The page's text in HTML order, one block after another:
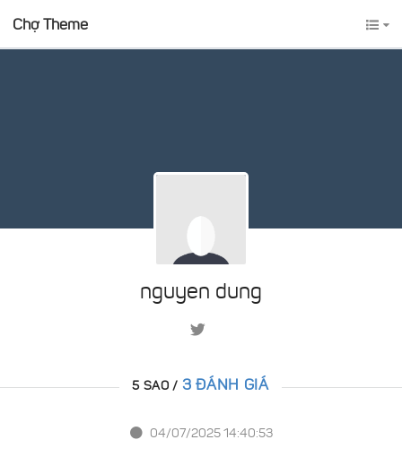
Chợ Theme
nguyen dung
5 SAO / 3 ĐÁNH GIÁ
04/07/2025 14:40:53